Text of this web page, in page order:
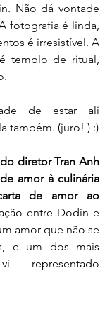
Não dá vontade
fotografia é linda,
é irresistível. A
templo de ritual,
de estar ali
também. (juro! ) :)
diretor Tran Anh
amor à culinária
de amor ao
entre Dodin e
amor que não se
e um dos mais